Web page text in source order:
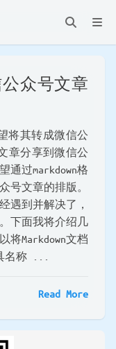
公众号文章
将其转成微信公
章分享到微信公
通过markdown格
号文章的排版。
遇到并解决了，
下面我将介绍几
将Markdown文档
名称 ...
Read More